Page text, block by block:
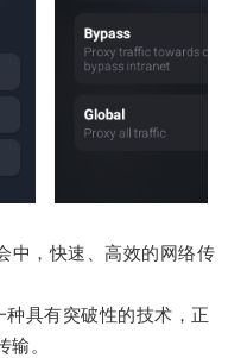
，快速、高效的网络传
具有突破性的技术，正
。